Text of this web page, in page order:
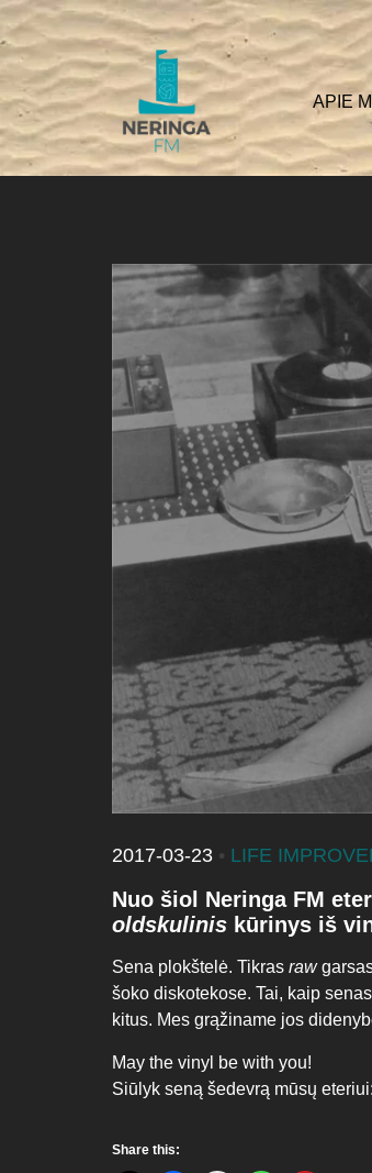
APIE
2017-03-23 • LIFE
Nuo šiol Neringa FM
oldskulinis kūrinys iš
Sena plokštelė. Tikras raw
šoko diskotekose. Tai, kaip
kitus. Mes grąžiname jos
May the vinyl be with you!
Siūlyk seną šedevrą mūsų
Share this: